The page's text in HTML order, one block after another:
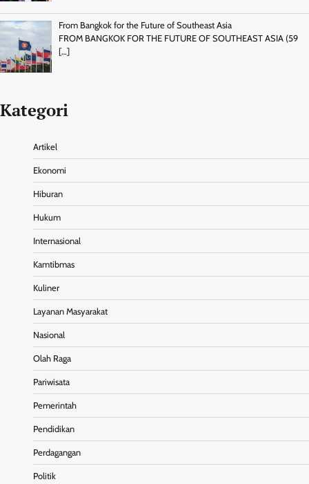
From Bangkok for the Future of Southeast Asia
FROM BANGKOK FOR THE FUTURE OF SOUTHEAST ASIA (59
[…]
Kategori
Artikel
Ekonomi
Hiburan
Hukum
Internasional
Kamtibmas
Kuliner
Layanan Masyarakat
Nasional
Olah Raga
Pariwisata
Pemerintah
Pendidikan
Perdagangan
Politik